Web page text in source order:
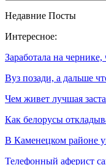
Недавние Посты
Интересное:
Заработала на
Вуз позади, а дальше
Чем живет лучшая
Как белорусы
В Каменецком районе
Телефонный аферист